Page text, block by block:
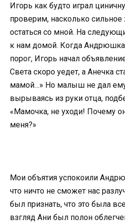
Игорь как будто играл
проверим, насколько
остаться со мной. На
к нам домой. Когда Андрюшка
порог, Игорь начал
Света скоро уедет, а Анечка
мамой…» Но малыш не дал ему
вырываясь из руки отца,
«Мамочка, не уходи! Почему
меня?»
Мои объятия успокоили
что ничто не сможет нас
был признать, что это была
взгляд Ани был полон